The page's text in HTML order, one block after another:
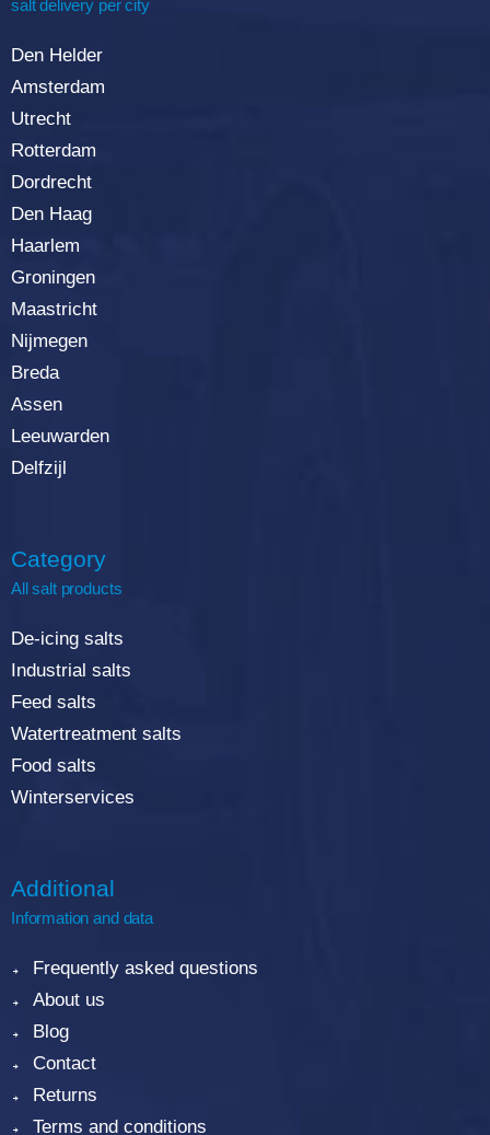
salt delivery per city
Den Helder
Amsterdam
Utrecht
Rotterdam
Dordrecht
Den Haag
Haarlem
Groningen
Maastricht
Nijmegen
Breda
Assen
Leeuwarden
Delfzijl
Category
All salt products
De-icing salts
Industrial salts
Feed salts
Watertreatment salts
Food salts
Winterservices
Additional
Information and data
Frequently asked questions
About us
Blog
Contact
Returns
Terms and conditions